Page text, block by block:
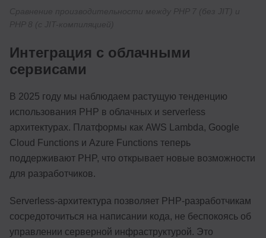
Интеграция с облачными
сервисами
В 2025 году мы наблюдаем растущую тенденцию
использования PHP в облачных и serverless
архитектурах. Платформы как AWS Lambda, Google
Cloud Functions и Azure Functions теперь
поддерживают PHP, что открывает новые возможности
для разработчиков.
Serverless-архитектура позволяет PHP-разработчикам
сосредоточиться на написании кода, не беспокоясь об
управлении серверной инфраструктурой. Это